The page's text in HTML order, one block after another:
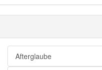
Afterglaube